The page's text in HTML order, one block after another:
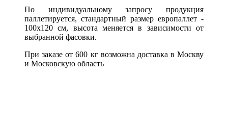
По индивидуальному запросу продукция
паллетируется, стандартный размер европаллет -
100х120 см, высота меняется в зависимости от
выбранной фасовки.
При заказе от 600 кг возможна доставка в Москву
и Московскую область